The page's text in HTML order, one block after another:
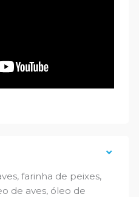
farinha de peixes,
de aves, óleo de